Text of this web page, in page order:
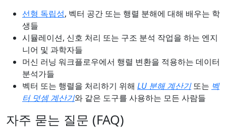
선형 독립성, 벡터 공간 또는 행렬 분해에 대해 배우는 학
생들
시뮬레이션, 신호 처리 또는 구조 분석 작업을 하는 엔지
니어 및 과학자들
머신 러닝 워크플로우에서 행렬 변환을 적용하는 데이터
분석가들
벡터 또는 행렬을 처리하기 위해 LU 분해 계산기또는 벡
터 덧셈 계산기와 같은 도구를 사용하는 모든 사람들
자주 묻는 질문 (FAQ)